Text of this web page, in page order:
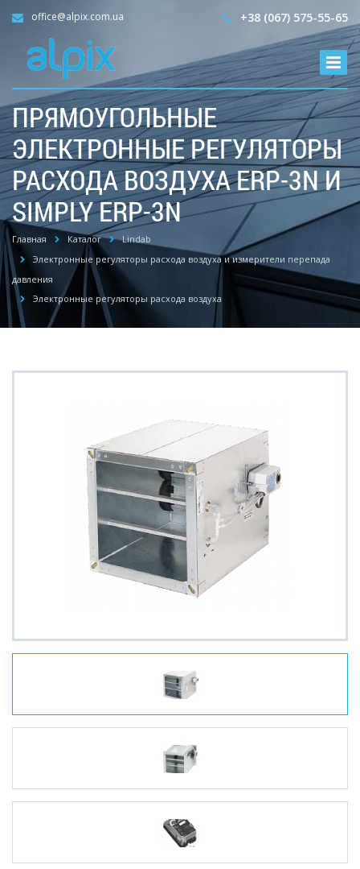
+38 (067) 575-55-65
office@alpix.com.ua
ПРЯМОУГОЛЬНЫЕ
ЭЛЕКТРОННЫЕ РЕГУЛЯТОРЫ
РАСХОДА ВОЗДУХА ERP-3N И
SIMPLY ERP-3N
Главная Каталог
Lindab
Электронные регуляторы расхода воздуха и измерители перепада
давления
Электронные регуляторы расхода воздуха